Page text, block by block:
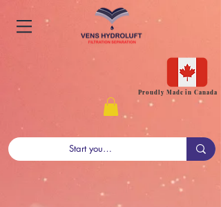
Proudly Made in Canada